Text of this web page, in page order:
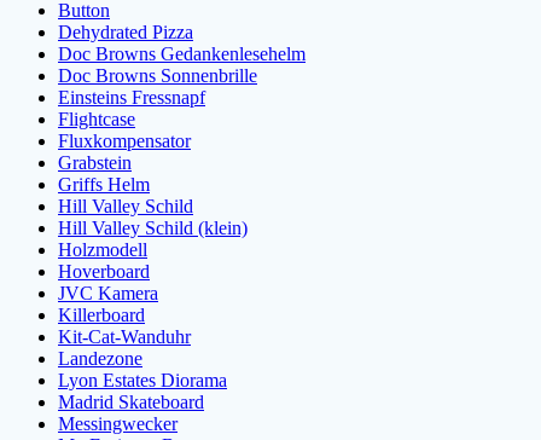
Button
Dehydrated Pizza
Doc Browns Gedankenlesehelm
Doc Browns Sonnenbrille
Einsteins Fressnapf
Flightcase
Fluxkompensator
Grabstein
Griffs Helm
Hill Valley Schild
Hill Valley Schild (klein)
Holzmodell
Hoverboard
JVC Kamera
Killerboard
Kit-Cat-Wanduhr
Landezone
Lyon Estates Diorama
Madrid Skateboard
Messingwecker